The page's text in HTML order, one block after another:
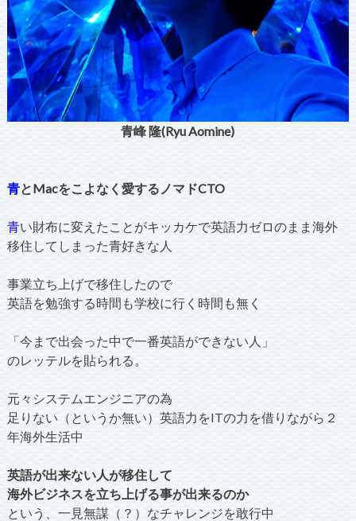
青峰 隆(Ryu Aomine)
青とMacをこよなく愛するノマドCTO
青い財布に変えたことがキッカケで英語力ゼロのまま海外
移住してしまった青好きな人
事業立ち上げで移住したので
英語を勉強する時間も学校に行く時間も無く
「今まで出会った中で一番英語ができない人」
のレッテルを貼られる。
元々システムエンジニアの為
足りない（というか無い）英語力をITの力を借りながら２
年海外生活中
英語が出来ない人が移住して
海外ビジネスを立ち上げる事が出来るのか
という、一見無謀（？）なチャレンジを敢行中